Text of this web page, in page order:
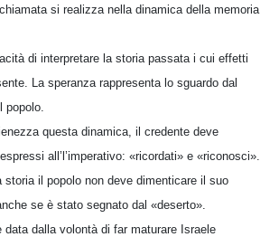
si realizza nella dinamica della memoria
di interpretare la storia passata i cui effetti
La speranza rappresenta lo sguardo dal
popolo.
questa dinamica, il credente deve
all’l’imperativo: «ricordati» e «riconosci».
storia il popolo non deve dimenticare il suo
se è stato segnato dal «deserto».
data dalla volontà di far maturare Israele